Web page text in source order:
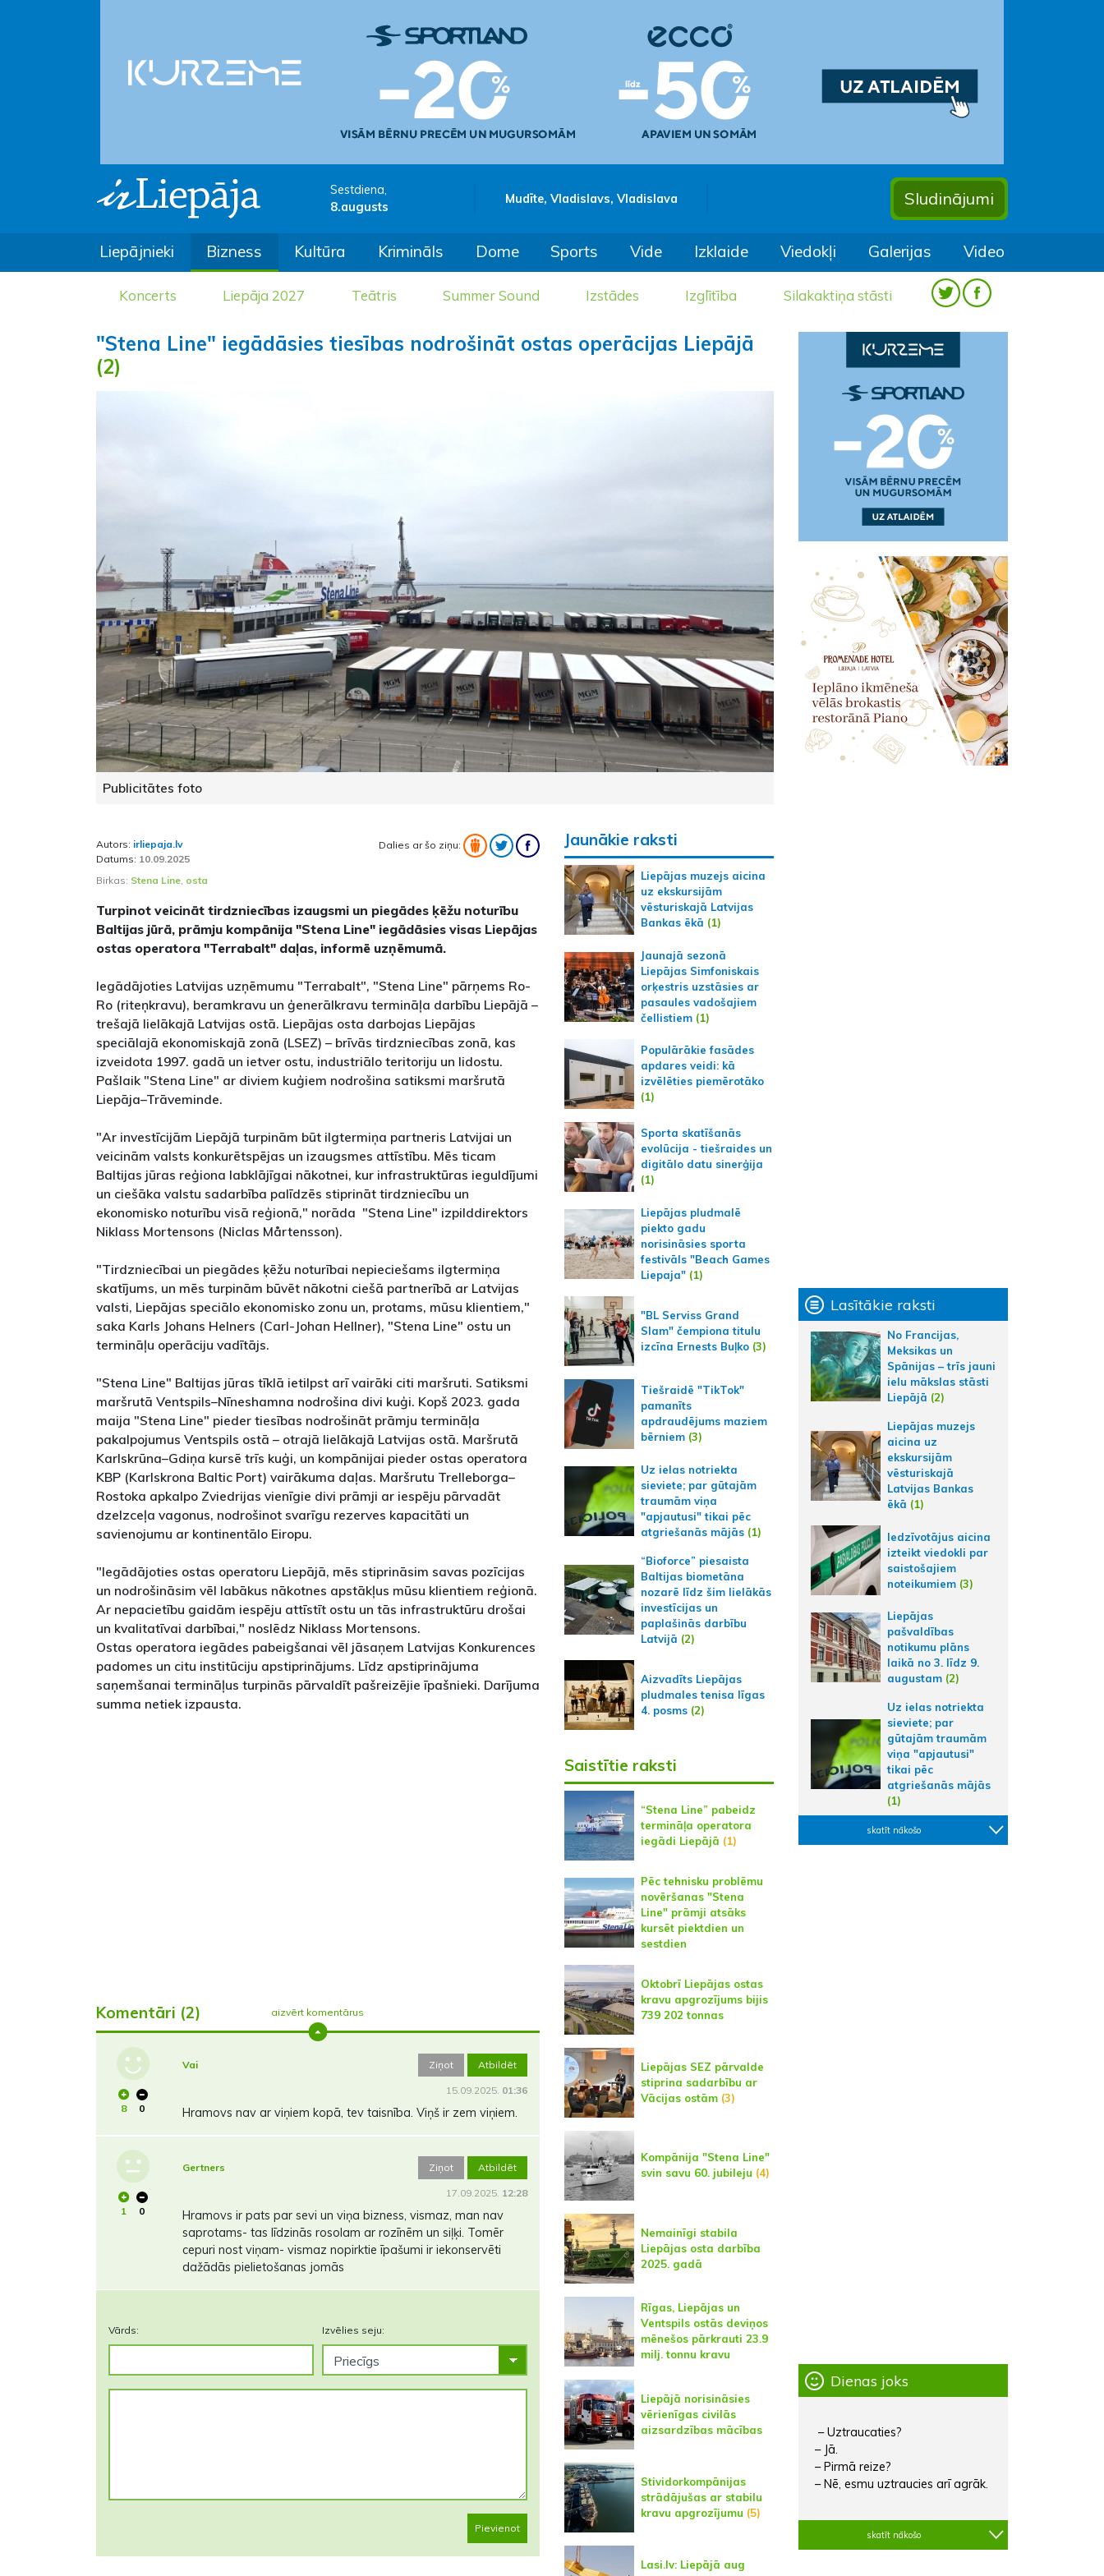
Sestdiena,
8.augusts
Mudīte, Vladislavs, Vladislava Sludinājumi
Liepājnieki Bizness Kultūra Krimināls Dome Sports Vide Izklaide Viedokļi Galerijas Video
Koncerts Liepāja 2027 Teātris Summer Sound Izstādes Izglītība Silakaktiņa stāsti
"Stena Line" iegādāsies tiesības nodrošināt ostas operācijas Liepājā
(2)
Publicitātes foto
Autors: irliepaja.lv
Datums: 10.09.2025
Dalies ar šo ziņu:
Birkas: Stena Line osta
Turpinot veicināt tirdzniecības izaugsmi un piegādes ķēžu noturību
Baltijas jūrā, prāmju kompānija "Stena Line" iegādāsies visas Liepājas
ostas operatora "Terrabalt" daļas, informē uzņēmumā.
Iegādājoties Latvijas uzņēmumu "Terrabalt", "Stena Line" pārņems Ro-
Ro (riteņkravu), beramkravu un ģenerālkravu termināļa darbību Liepājā –
trešajā lielākajā Latvijas ostā. Liepājas osta darbojas Liepājas
speciālajā ekonomiskajā zonā (LSEZ) – brīvās tirdzniecības zonā, kas
izveidota 1997. gadā un ietver ostu, industriālo teritoriju un lidostu.
Pašlaik "Stena Line" ar diviem kuģiem nodrošina satiksmi maršrutā
Liepāja–Trāveminde.
"Ar investīcijām Liepājā turpinām būt ilgtermiņa partneris Latvijai un
veicinām valsts konkurētspējas un izaugsmes attīstību. Mēs ticam
Baltijas jūras reģiona labklājīgai nākotnei, kur infrastruktūras ieguldījumi
un ciešāka valstu sadarbība palīdzēs stiprināt tirdzniecību un
ekonomisko noturību visā reģionā," norāda "Stena Line" izpilddirektors
Niklass Mortensons (Niclas Mårtensson).
"Tirdzniecībai un piegādes ķēžu noturībai nepieciešams ilgtermiņa
skatījums, un mēs turpinām būvēt nākotni ciešā partnerībā ar Latvijas
valsti, Liepājas speciālo ekonomisko zonu un, protams, mūsu klientiem,"
saka Karls Johans Helners (Carl-Johan Hellner), "Stena Line" ostu un
termināļu operāciju vadītājs.
"Stena Line" Baltijas jūras tīklā ietilpst arī vairāki citi maršruti. Satiksmi
maršrutā Ventspils–Nīneshamna nodrošina divi kuģi. Kopš 2023. gada
maija "Stena Line" pieder tiesības nodrošināt prāmju termināļa
pakalpojumus Ventspils ostā – otrajā lielākajā Latvijas ostā. Maršrutā
Karlskrūna–Gdiņa kursē trīs kuģi, un kompānijai pieder ostas operatora
KBP (Karlskrona Baltic Port) vairākuma daļas. Maršrutu Trelleborga–
Rostoka apkalpo Zviedrijas vienīgie divi prāmji ar iespēju pārvadāt
dzelzceļa vagonus, nodrošinot svarīgu rezerves kapacitāti un
savienojumu ar kontinentālo Eiropu.
"Iegādājoties ostas operatoru Liepājā, mēs stiprināsim savas pozīcijas
un nodrošināsim vēl labākus nākotnes apstākļus mūsu klientiem reģionā.
Ar nepacietību gaidām iespēju attīstīt ostu un tās infrastruktūru drošai
un kvalitatīvai darbībai," noslēdz Niklass Mortensons.
Ostas operatora iegādes pabeigšanai vēl jāsaņem Latvijas Konkurences
padomes un citu institūciju apstiprinājums. Līdz apstiprinājuma
saņemšanai termināļus turpinās pārvaldīt pašreizējie īpašnieki. Darījuma
summa netiek izpausta.
Komentāri (2) aizvērt komentārus
8 0
Vai Ziņot Atbildēt
15.09.2025. 01:36
Hramovs nav ar viņiem kopā, tev taisnība. Viņš ir zem viņiem.
1 0
Gertners Ziņot Atbildēt
17.09.2025. 12:28
Hramovs ir pats par sevi un viņa bizness, vismaz, man nav
saprotams- tas līdzinās rosolam ar rozīnēm un siļķi. Tomēr
cepuri nost viņam- vismaz nopirktie īpašumi ir iekonservēti
dažādās pielietošanas jomās
Vārds: Izvēlies seju:
Pievienot
Jaunākie raksti
Liepājas muzejs aicina
uz ekskursijām
vēsturiskajā Latvijas
Bankas ēkā (1)
Jaunajā sezonā
Liepājas Simfoniskais
orķestris uzstāsies ar
pasaules vadošajiem
čellistiem(1)
Populārākie fasādes
apdares veidi: kā
izvēlēties piemērotāko
(1)
Sporta skatīšanās
evolūcija - tiešraides un
digitālo datu sinerģija
(1)
Liepājas pludmalē
piekto gadu
norisināsies sporta
festivāls "Beach Games
Liepaja"(1)
"BL Serviss Grand
Slam" čempiona titulu
izcīna Ernests Buļko(3)
Tiešraidē "TikTok"
pamanīts
apdraudējums maziem
bērniem(3)
Uz ielas notriekta
sieviete; par gūtajām
traumām viņa
"apjautusi" tikai pēc
atgriešanās mājās(1)
“Bioforce” piesaista
Baltijas biometāna
nozarē līdz šim lielākās
investīcijas un
paplašinās darbību
Latvijā (2)
Aizvadīts Liepājas
pludmales tenisa līgas
4. posms(2)
Saistītie raksti
“Stena Line” pabeidz
termināļa operatora
iegādi Liepājā (1)
Pēc tehnisku problēmu
novēršanas "Stena
Line" prāmji atsāks
kursēt piektdien un
sestdien
Oktobrī Liepājas ostas
kravu apgrozījums bijis
739 202 tonnas
Liepājas SEZ pārvalde
stiprina sadarbību ar
Vācijas ostām(3)
Kompānija "Stena Line"
svin savu 60. jubileju (4)
Nemainīgi stabila
Liepājas osta darbība
2025. gadā
Rīgas, Liepājas un
Ventspils ostās deviņos
mēnešos pārkrauti 23.9
milj. tonnu kravu
Liepājā norisināsies
vērienīgas civilās
aizsardzības mācības
Stividorkompānijas
strādājušas ar stabilu
kravu apgrozījumu (5)
Lasi.lv: Liepājā aug
Lasītākie raksti
No Francijas,
Meksikas un
Spānijas – trīs jauni
ielu mākslas stāsti
Liepājā (2)
Liepājas muzejs
aicina uz
ekskursijām
vēsturiskajā
Latvijas Bankas
ēkā (1)
Iedzīvotājus aicina
izteikt viedokli par
saistošajiem
noteikumiem (3)
Liepājas
pašvaldības
notikumu plāns
laikā no 3. līdz 9.
augustam (2)
Uz ielas notriekta
sieviete; par
gūtajām traumām
viņa "apjautusi"
tikai pēc
atgriešanās mājās
(1)
skatīt nākošo
Dienas joks
– Uztraucaties?
– Jā.
– Pirmā reize?
– Nē, esmu uztraucies arī agrāk.
skatīt nākošo